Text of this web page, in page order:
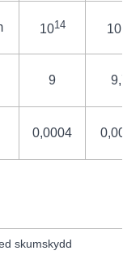
1014 10
9 9,7
0,0004 0,0002
skumskydd